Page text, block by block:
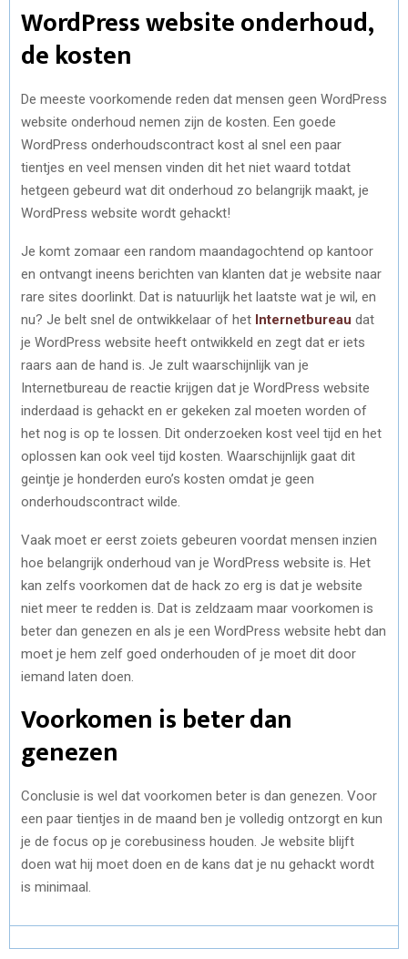
WordPress website onderhoud,
de kosten
De meeste voorkomende reden dat mensen geen WordPress
website onderhoud nemen zijn de kosten. Een goede
WordPress onderhoudscontract kost al snel een paar
tientjes en veel mensen vinden dit het niet waard totdat
hetgeen gebeurd wat dit onderhoud zo belangrijk maakt, je
WordPress website wordt gehackt!
Je komt zomaar een random maandagochtend op kantoor
en ontvangt ineens berichten van klanten dat je website naar
rare sites doorlinkt. Dat is natuurlijk het laatste wat je wil, en
nu? Je belt snel de ontwikkelaar of het Internetbureau dat
je WordPress website heeft ontwikkeld en zegt dat er iets
raars aan de hand is. Je zult waarschijnlijk van je
Internetbureau de reactie krijgen dat je WordPress website
inderdaad is gehackt en er gekeken zal moeten worden of
het nog is op te lossen. Dit onderzoeken kost veel tijd en het
oplossen kan ook veel tijd kosten. Waarschijnlijk gaat dit
geintje je honderden euro’s kosten omdat je geen
onderhoudscontract wilde.
Vaak moet er eerst zoiets gebeuren voordat mensen inzien
hoe belangrijk onderhoud van je WordPress website is. Het
kan zelfs voorkomen dat de hack zo erg is dat je website
niet meer te redden is. Dat is zeldzaam maar voorkomen is
beter dan genezen en als je een WordPress website hebt dan
moet je hem zelf goed onderhouden of je moet dit door
iemand laten doen.
Voorkomen is beter dan
genezen
Conclusie is wel dat voorkomen beter is dan genezen. Voor
een paar tientjes in de maand ben je volledig ontzorgt en kun
je de focus op je corebusiness houden. Je website blijft
doen wat hij moet doen en de kans dat je nu gehackt wordt
is minimaal.